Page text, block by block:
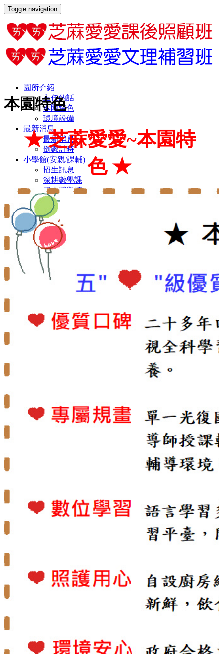
Toggle navigation
園所介紹
主任的話
本園特色
環境設備
最新消息
最新消息
倒數計時
小學館(安親/課輔)
招生訊息
深耕數學課
國小榮譽榜
傑出畢業生
交通位置
餐點表
中學館(國、高中文理)
給家長的話
招生訊息
段考榮譽榜
輝煌升學金榜
TutorABC
TutorABC(線上外師教學)
108課綱最新訊息
tutor Jr課程特色
tutorJr 線上真人外師家教學生學習成效影片欣賞
110年度成果發表會學生學習心得感想六年級全英
菁英美語(實體課程)
課程特色
教材介紹
中學館相簿.花絮
活動影片
招生訊息
與我聯絡
本園特色
★ 芝蔴愛愛~本園特
色 ★